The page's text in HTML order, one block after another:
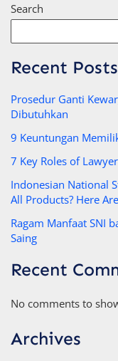
Search
Recent Posts
Prosedur Ganti
Dibutuhkan
9 Keuntungan
7 Key Roles of
Indonesian National
All Products? Here
Ragam Manfaat SNI
Saing
Recent
No comments to
Archives